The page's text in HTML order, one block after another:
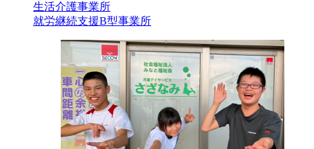
生活介護事業所
就労継続支援B型事業所